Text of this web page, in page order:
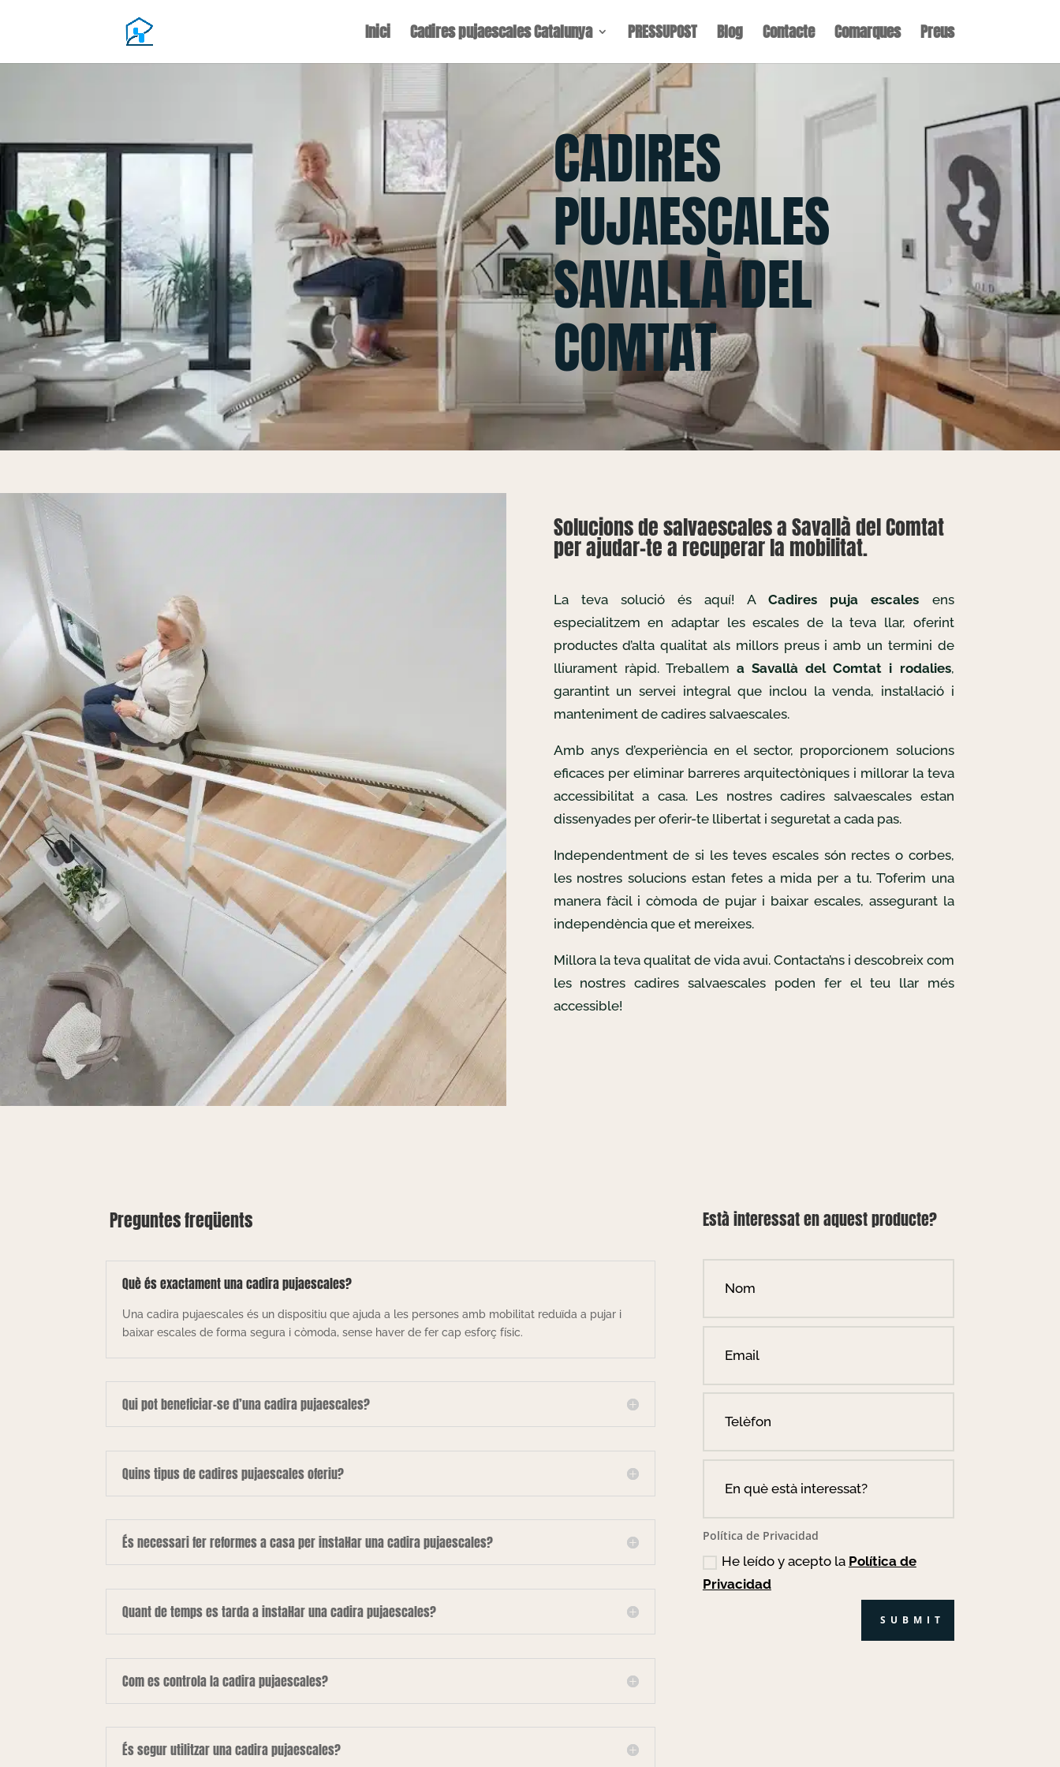
Inici Cadires pujaescales Catalunya PRESSUPOST Blog Contacte Comarques Preus
CADIRES
PUJAESCALES
SAVALLÀ DEL
COMTAT
Solucions de salvaescales a Savallà del Comtat
per ajudar-te a recuperar la mobilitat.
La teva solució és aquí! A Cadires puja escales ens
especialitzem en adaptar les escales de la teva llar, oferint
productes d’alta qualitat als millors preus i amb un termini de
lliurament ràpid. Treballem a Savallà del Comtat i rodalies,
garantint un servei integral que inclou la venda, instal·lació i
manteniment de cadires salvaescales.
Amb anys d’experiència en el sector, proporcionem solucions
eficaces per eliminar barreres arquitectòniques i millorar la teva
accessibilitat a casa. Les nostres cadires salvaescales estan
dissenyades per oferir-te llibertat i seguretat a cada pas.
Independentment de si les teves escales són rectes o corbes,
les nostres solucions estan fetes a mida per a tu. T’oferim una
manera fàcil i còmoda de pujar i baixar escales, assegurant la
independència que et mereixes.
Millora la teva qualitat de vida avui. Contacta’ns i descobreix com
les nostres cadires salvaescales poden fer el teu llar més
accessible!
Preguntes freqüents
Què és exactament una cadira pujaescales?
Una cadira pujaescales és un dispositiu que ajuda a les persones amb mobilitat reduïda a pujar i
baixar escales de forma segura i còmoda, sense haver de fer cap esforç físic.
Qui pot beneficiar-se d’una cadira pujaescales?
Quins tipus de cadires pujaescales oferiu?
És necessari fer reformes a casa per instal·lar una cadira pujaescales?
Quant de temps es tarda a instal·lar una cadira pujaescales?
Com es controla la cadira pujaescales?
És segur utilitzar una cadira pujaescales?
Està interessat en aquest producte?
Política de Privacidad
He leído y acepto la Política de
Privacidad
SUBMIT